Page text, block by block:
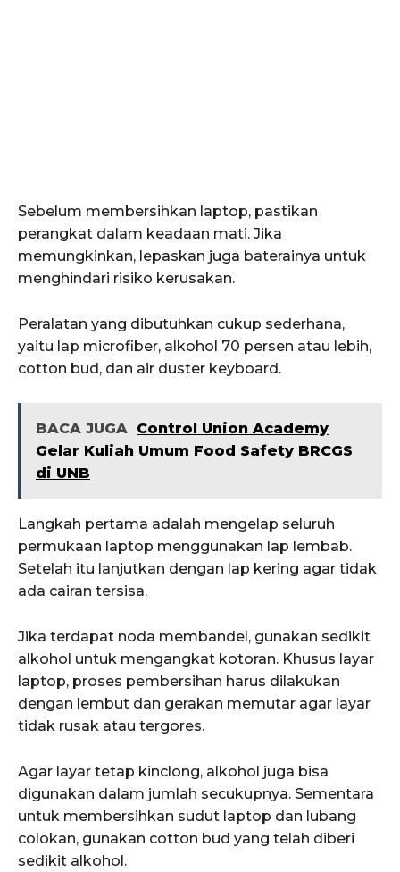
Sebelum membersihkan laptop, pastikan
perangkat dalam keadaan mati. Jika
memungkinkan, lepaskan juga baterainya untuk
menghindari risiko kerusakan.
Peralatan yang dibutuhkan cukup sederhana,
yaitu lap microfiber, alkohol 70 persen atau lebih,
cotton bud, dan air duster keyboard.
BACA JUGA
Control Union Academy
Gelar Kuliah Umum Food Safety BRCGS
di UNB
Langkah pertama adalah mengelap seluruh
permukaan laptop menggunakan lap lembab.
Setelah itu lanjutkan dengan lap kering agar tidak
ada cairan tersisa.
Jika terdapat noda membandel, gunakan sedikit
alkohol untuk mengangkat kotoran. Khusus layar
laptop, proses pembersihan harus dilakukan
dengan lembut dan gerakan memutar agar layar
tidak rusak atau tergores.
Agar layar tetap kinclong, alkohol juga bisa
digunakan dalam jumlah secukupnya. Sementara
untuk membersihkan sudut laptop dan lubang
colokan, gunakan cotton bud yang telah diberi
sedikit alkohol.